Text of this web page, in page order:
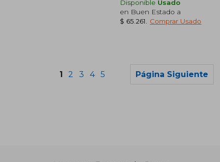
Disponible Usado
en Buen Estado a
$ 65.261
Comprar Usado
1 2 3 4 5 Página Siguiente